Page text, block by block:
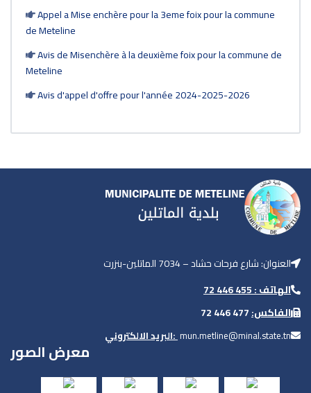
Appel a Mise enchère pour la 3eme foix pour la commune
de Meteline
Avis de Misenchère à la deuxième foix pour la commune de
Meteline
Avis d'appel d'offre pour l'année 2024-2025-2026
العنوان: شارع فرحات حشاد – 7034 الماتلين-بنزرت
الهاتف : 455 446 72
الفاكس:
البريد الالكتروني:mun.metline@minal.state.tn
معرض الصور